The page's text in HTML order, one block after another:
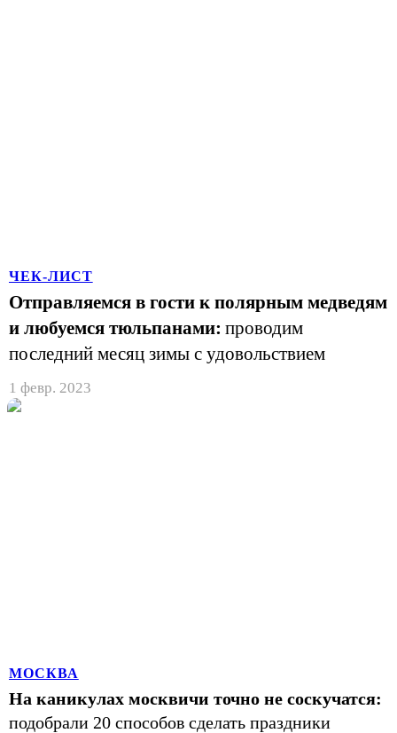
ЧЕК-ЛИСТ
Отправляемся в гости к полярным медведям
и любуемся тюльпанами: проводим
последний месяц зимы с удовольствием
1 февр. 2023
МОСКВА
На каникулах москвичи точно не соскучатся:
подобрали 20 способов сделать праздники